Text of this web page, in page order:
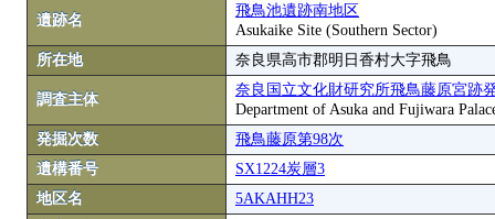
遺跡名
飛鳥池遺跡南地区
Asukaike Site (Southern Sector)
所在地
奈良県高市郡明日香村大字飛鳥
調査主体
奈良国立文化財研究所飛鳥藤原宮跡
Department of Asuka and Fujiwara
発掘次数
飛鳥藤原第98次
遺構番号
SX1224炭層3
地区名
5AKAHH23